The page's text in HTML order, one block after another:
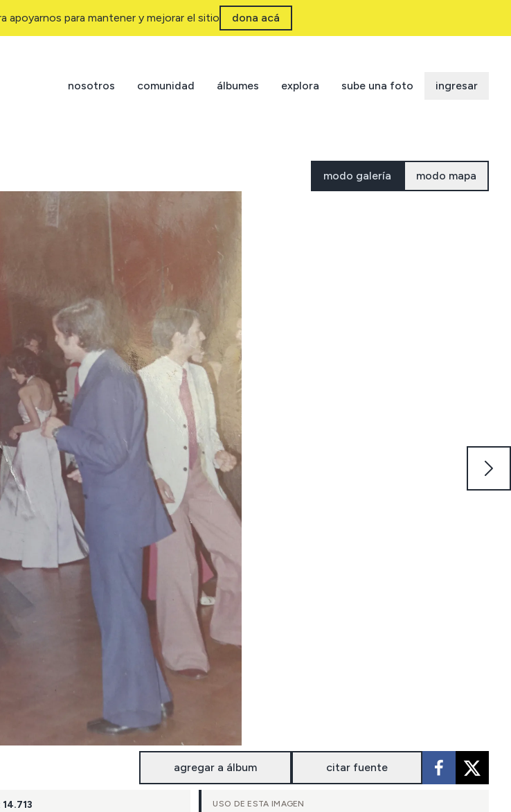
para mantener y mejorar el sitio dona acá
nosotros comunidad álbumes explora sube una foto ingresar
modo galería modo mapa
agregar a álbum citar fuente
14.713
USO DE ESTA IMAGEN